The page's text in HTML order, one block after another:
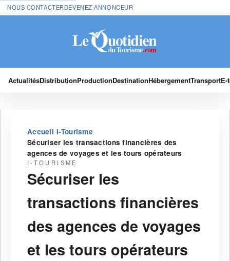
NOUS CONTACTERDEVENEZ ANNONCEUR
ActualitésDistributionProductionDestinationHébergementTransport
Accueil›I-Tourisme›
Sécuriser les transactions financières des
agences de voyages et les tours opérateurs
I-TOURISME
Sécuriser les
transactions financières
des agences de voyages
et les tours opérateurs